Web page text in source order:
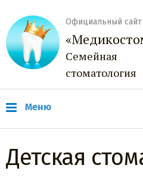
Официальный сайт
Семейная
стоматология
Меню
Детская